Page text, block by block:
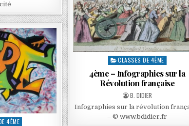
CLASSES DE 4ÈME
4ème – Infographies sur la
Révolution française
B. DIDIER
Infographies sur la révolution
– © www.bdidier.fr
4ÈME